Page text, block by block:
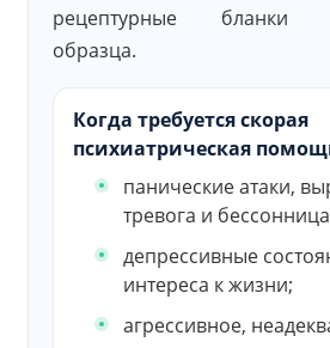
рецептурные бланки
образца.
Когда требуется скорая
психиатрическая
панические атаки,
тревога и
депрессивные
интереса к жизни;
агрессивное,